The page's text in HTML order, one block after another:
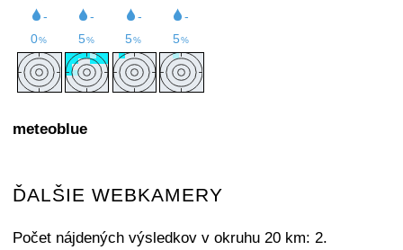
meteoblue
ĎALŠIE WEBKAMERY
Počet nájdených výsledkov v okruhu 20 km: 2.